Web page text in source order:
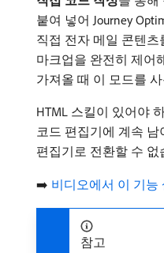
붙여 넣어 Journey
직접 전자 메일 콘텐
마크업을 완전히 제어
가져올 때 이 모드를
HTML 스킬이 있어야
코드 편집기에 계속 남
편집기로 전환할 수 없
➡️ 비디오에서 이 기능
참고